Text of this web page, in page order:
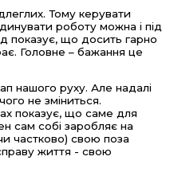
Тому керувати
роботу можна і під
показує, що досить гарно
Головне – бажання це
нашого руху. Але надалі
не зміниться.
показує, що саме для
сам собі заробляє на
частково) свою поза
життя - свою